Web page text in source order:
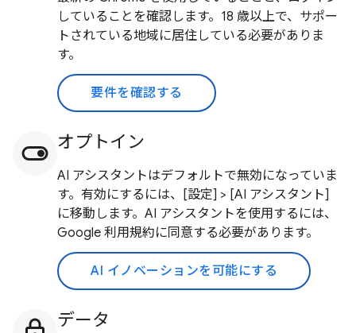
していることを確認します。18 歳以上で、サポー
トされている地域に居住している必要がありま
す。
要件を確認する
オプトイン
AI アシスタントはデフォルトで無効になっていま
す。有効にするには、[設定] > [AI アシスタント]
に移動します。AI アシスタントを使用するには、
Google 利用規約に同意する必要があります。
AI イノベーションを可能にする
データ